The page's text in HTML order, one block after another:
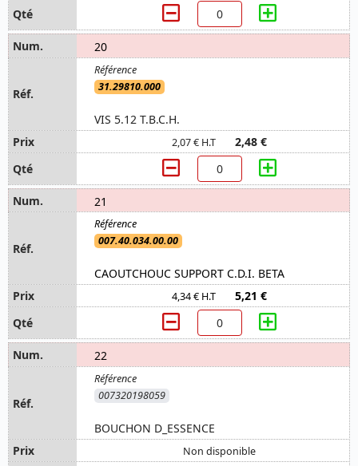
20
31.29810.000
VIS 5.12 T.B.C.H.
2,07 € H.T 2,48 €
21
007.40.034.00.00
CAOUTCHOUC SUPPORT C.D.I. BETA
4,34 € H.T 5,21 €
22
007320198059
BOUCHON D_ESSENCE
Non disponible